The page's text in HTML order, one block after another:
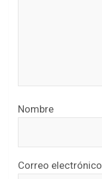
Nombre
Correo electrónico